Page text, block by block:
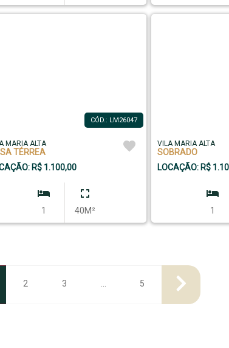
CÓD.: LM26047
MARIA ALTA
TÉRREA
R$ 1.100,00
1 40M²
VILA MARIA ALTA
SOBRADO
LOCAÇÃO: R$
1
2 3 5